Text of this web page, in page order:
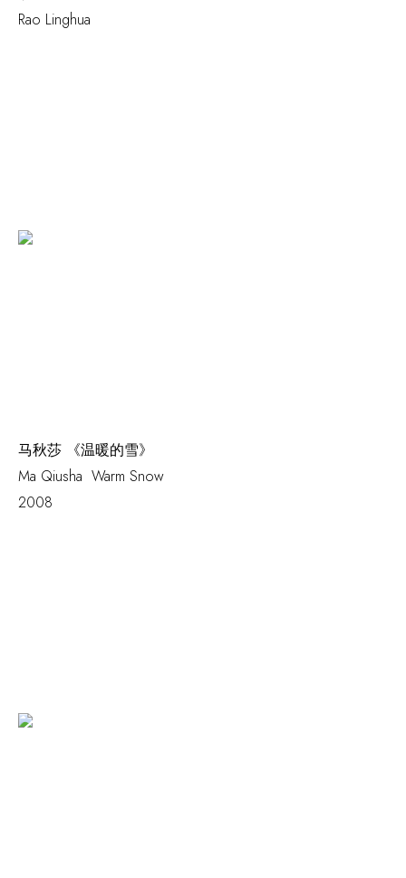
Rao Linghua
马秋莎 《温暖的雪》
Ma Qiusha Warm Snow
2008